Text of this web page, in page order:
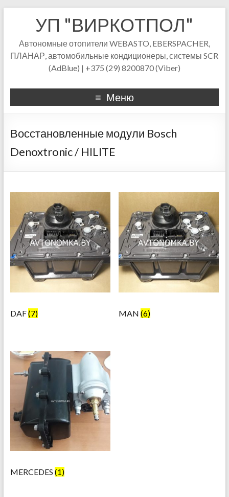
УП "ВИРКОТПОЛ"
Автономные отопители WEBASTO, EBERSPACHER,
ПЛАНАР, автомобильные кондиционеры, системы SCR
(AdBlue) | +375 (29) 8200870 (Viber)
Меню
Восстановленные модули Bosch
Denoxtronic / HILITE
DAF(7) MAN(6)
MERCEDES (1)